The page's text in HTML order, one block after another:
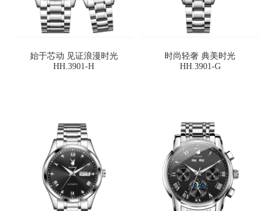
始于芯动 见证浪漫时光
HH.3901-H
时尚轻奢 典美时光
HH.3901-G